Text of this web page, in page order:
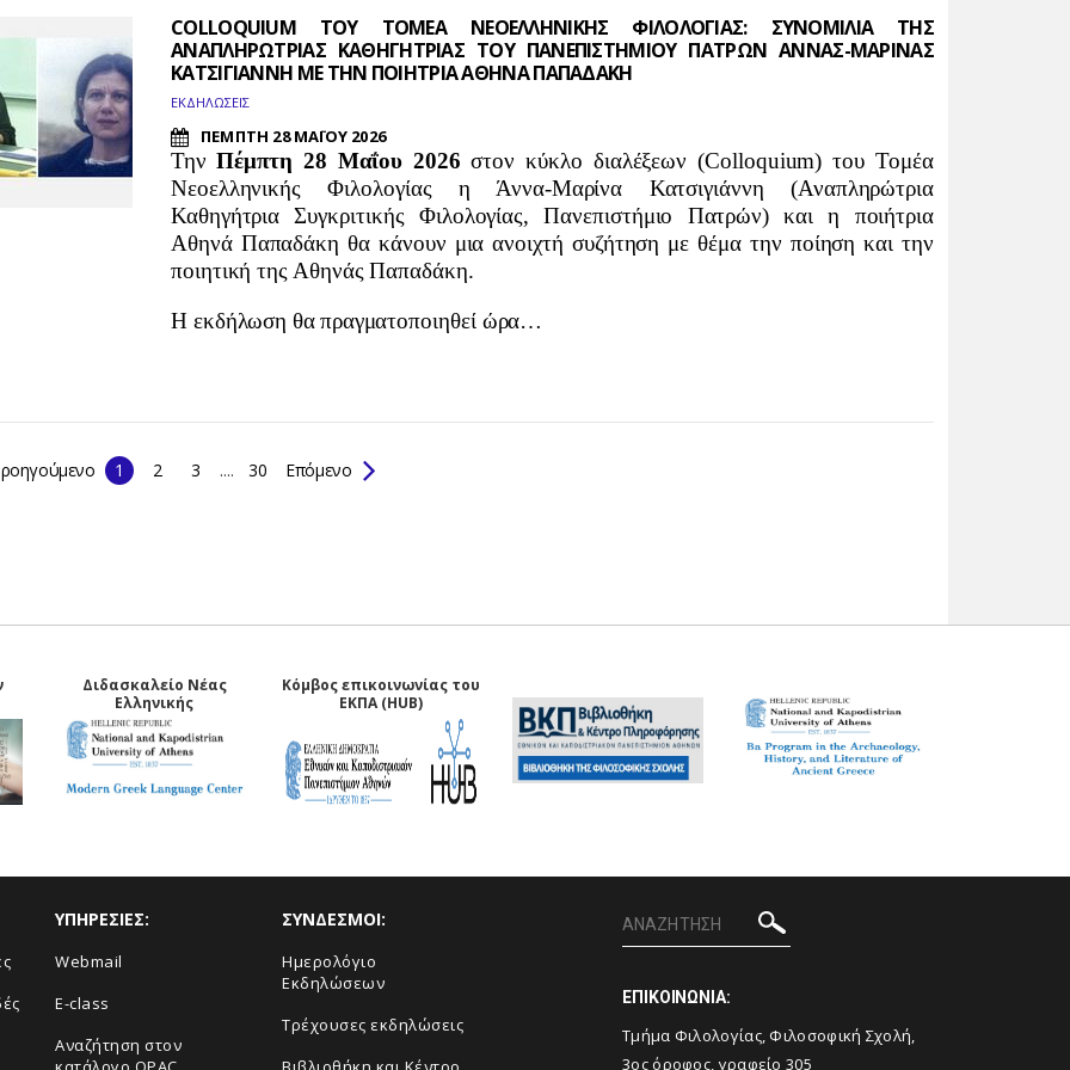
COLLOQUIUM ΤΟΥ ΤΟΜΕΑ ΝΕΟΕΛΛΗΝΙΚΗΣ ΦΙΛΟΛΟΓΙΑΣ: ΣΥΝΟΜΙΛΙΑ ΤΗΣ
ΑΝΑΠΛΗΡΩΤΡΙΑΣ ΚΑΘΗΓΗΤΡΙΑΣ ΤΟΥ ΠΑΝΕΠΙΣΤΗΜΙΟΥ ΠΑΤΡΩΝ ΑΝΝΑΣ-ΜΑΡΙΝΑΣ
ΚΑΤΣΙΓΙΑΝΝΗ ΜΕ ΤΗΝ ΠΟΙΗΤΡΙΑ ΑΘΗΝΑ ΠΑΠΑΔΑΚΗ
ΕΚΔΗΛΩΣΕΙΣ
ΠΕΜΠΤΗ 28 ΜΑΪΟΥ 2026
Την Πέμπτη 28 Μαΐου 2026 στον κύκλο διαλέξεων (Colloquium) του Τομέα
Νεοελληνικής Φιλολογίας η Άννα-Μαρίνα Κατσιγιάννη (Αναπληρώτρια
Καθηγήτρια Συγκριτικής Φιλολογίας, Πανεπιστήμιο Πατρών) και η ποιήτρια
Αθηνά Παπαδάκη θα κάνουν μια ανοιχτή συζήτηση με θέμα την ποίηση και την
ποιητική της Αθηνάς Παπαδάκη.
Η εκδήλωση θαπραγματοποιηθεί ώρα…
1 2 3 .... 30 Επόμενο
Διδασκαλείο Νέας
Ελληνικής
Κόμβος επικοινωνίας του
ΕΚΠΑ (HUB)
ΥΠΗΡΕΣΙΕΣ:
Webmail
E-class
Αναζήτηση στον
ΣΥΝΔΕΣΜΟΙ:
Ημερολόγιο
Εκδηλώσεων
Τρέχουσες εκδηλώσεις
ΕΠΙΚΟΙΝΩΝΙΑ:
Tμήμα Φιλολογίας, Φιλοσοφική Σχολή,
3ος όροφος, γραφείο 305